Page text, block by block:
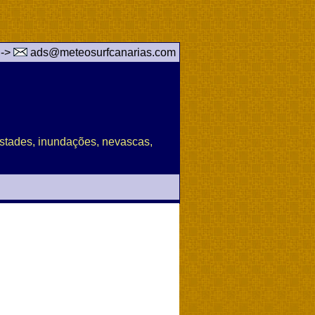
> ads@meteosurfcanarias.com
inundações, nevascas,